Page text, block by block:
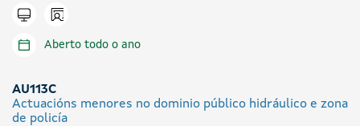
Tramitar en liña
Icono presencial
Aberto todo o ano
AU113C
Actuacións menores no dominio público hidráulico e zona
de policía